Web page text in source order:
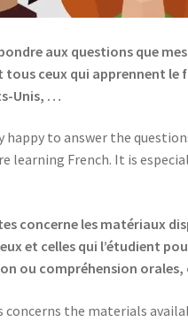
aux questions que
ceux qui apprennent le
Unis, …
happy to answer the
learning French. It is
concerne les matériaux
et celles qui l’étudient
ou compréhension orales,
the materials